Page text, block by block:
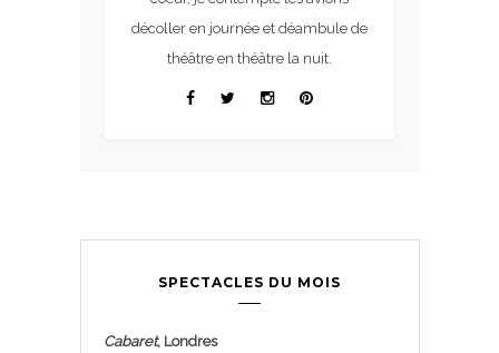
décoller en journée et déambule de
théâtre en théâtre la nuit.
SPECTACLES DU MOIS
Cabaret, Londres